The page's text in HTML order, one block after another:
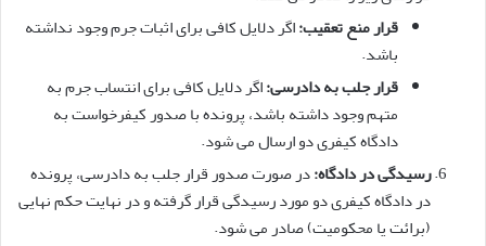
قرار منع تعقیب:اگر دلایل کافی برای اثبات جرم وجود نداشته
باشد.
قرار جلب به دادرسی:اگر دلایل کافی برای انتساب جرم به
متهم وجود داشته باشد، پرونده با صدور کیفرخواست به
دادگاه کیفری دو ارسال می شود.
رسیدگی در دادگاه:در صورت صدور قرار جلب به دادرسی، پرونده
در دادگاه کیفری دو مورد رسیدگی قرار گرفته و در نهایت حکم نهایی
(برائت یا محکومیت) صادر می شود.